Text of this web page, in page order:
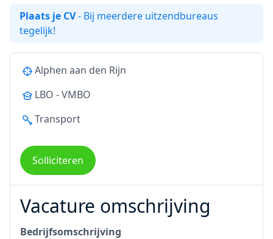
Plaats je CV- Bij meerdere uitzendbureaus
tegelijk!
Alphen aan den Rijn
LBO - VMBO
Transport
Solliciteren
Vacature omschrijving
Bedrijfsomschrijving